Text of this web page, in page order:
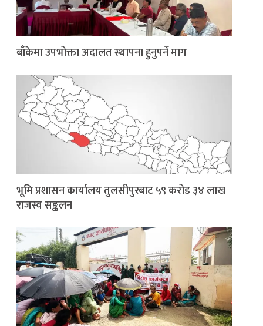
बाँकेमा उपभोक्ता अदालत स्थापना हुनुपर्ने माग
भूमि प्रशासन कार्यालय तुलसीपुरबाट ५९ करोड ३४ लाख
राजस्व सङ्कलन